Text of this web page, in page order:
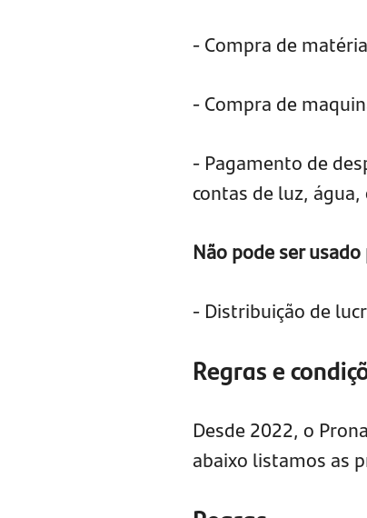
- Compra de
- Compra de
- Pagamento de
contas de luz,
Não pode ser usado
- Distribuição de
Regras e
Desde 2022, o
abaixo listamos as